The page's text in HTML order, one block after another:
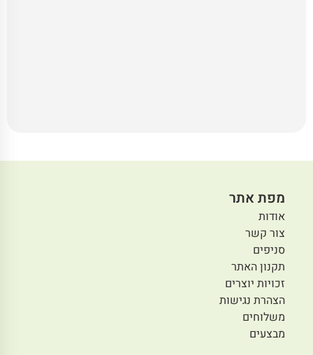
מפת אתר
אודות
צור קשר
סניפים
תקנון האתר
זכויות יוצרים
הצהרת נגישות
משלוחים
מבצעים